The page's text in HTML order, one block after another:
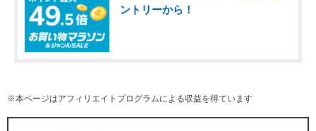
ントリーから！
※本ページはアフィリエイトプログラムによる収益を得ています